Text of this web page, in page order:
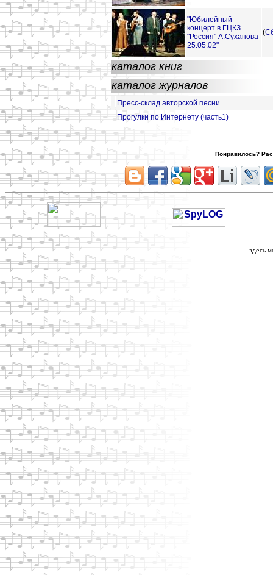
"Юбилейный
концерт в ГЦКЗ
"Россия" А.Суханова
25.05.02"
(
каталог книг
каталог журналов
Пресс-склад авторской песни
Прогулки по Интернету (часть1)
Понравилось?
здесь